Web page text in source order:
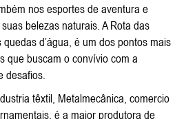
nos esportes de aventura e
belezas naturais. A Rota das
d’água, é um dos pontos mais
que buscam o convívio com a
desafios.
têxtil, Metalmecânica, comercio
é a maior produtora de